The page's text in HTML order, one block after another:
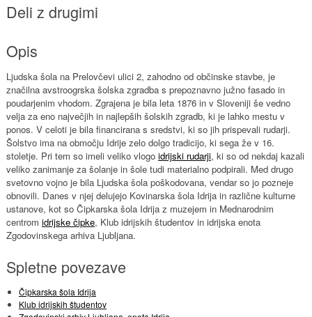
Deli z drugimi
Opis
Ljudska šola na Prelovčevi ulici 2, zahodno od občinske stavbe, je
značilna avstroogrska šolska zgradba s prepoznavno južno fasado in
poudarjenim vhodom. Zgrajena je bila leta 1876 in v Sloveniji še vedno
velja za eno največjih in najlepših šolskih zgradb, ki je lahko mestu v
ponos. V celoti je bila financirana s sredstvi, ki so jih prispevali rudarji.
Šolstvo ima na območju Idrije zelo dolgo tradicijo, ki sega že v 16.
stoletje. Pri tem so imeli veliko vlogo idrijski rudarji, ki so od nekdaj kazali
veliko zanimanje za šolanje in šole tudi materialno podpirali. Med drugo
svetovno vojno je bila Ljudska šola poškodovana, vendar so jo pozneje
obnovili. Danes v njej delujejo Kovinarska šola Idrija in različne kulturne
ustanove, kot so Čipkarska šola Idrija z muzejem in Mednarodnim
centrom idrijske čipke, Klub idrijskih študentov in idrijska enota
Zgodovinskega arhiva Ljubljana.
Spletne povezave
Čipkarska šola Idrija
Klub idrijskih študentov